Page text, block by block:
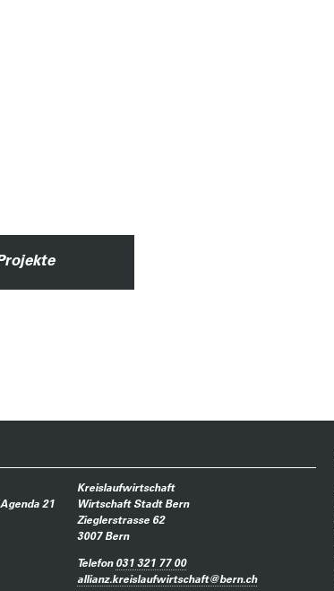
21
Kreislaufwirtschaft
Wirtschaft Stadt Bern
Zieglerstrasse 62
3007 Bern
Telefon031 321 77 00
allianz.kreislaufwirtschaft@bern.ch